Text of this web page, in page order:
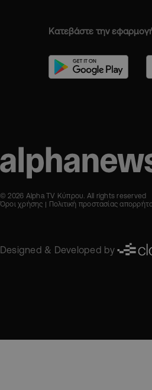
Κατεβάστε την
© 2026 Alpha TV Κύπρου. All rights reserved
Όροι χρήσης
Πολιτική προστασίας
Designed & Developed by